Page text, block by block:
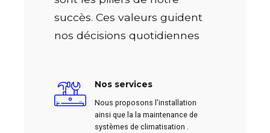
succès. Ces valeurs guident
nos décisions quotidiennes
Nos services
Nous proposons l'installation
ainsi que la la maintenance de
systèmes de climatisation .